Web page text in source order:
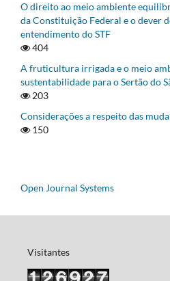
O direito ao meio ambiente
da Constituição Federal e o dever
entendimento do STF
404
A fruticultura irrigada e o meio
sustentabilidade para o Sertão do
203
Considerações a respeito das
150
Open Journal Systems
Visitantes